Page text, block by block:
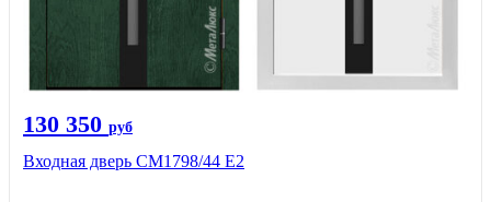
130 350 руб
Входная дверь СМ1798/44 Е2